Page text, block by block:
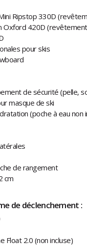
Ripstop 330D
Oxford 420D
pour skis
de sécurité (pelle,
masque de ski
(poche à eau non
de rangement
cm
de déclenchement :
Float 2.0 (non incluse)